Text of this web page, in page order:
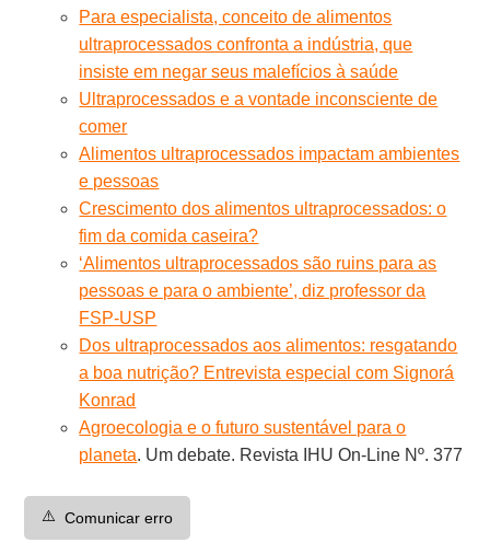
Para especialista, conceito de alimentos
ultraprocessados confronta a indústria, que
insiste em negar seus malefícios à saúde
Ultraprocessados e a vontade inconsciente de
comer
Alimentos ultraprocessados impactam ambientes
e pessoas
Crescimento dos alimentos ultraprocessados: o
fim da comida caseira?
‘Alimentos ultraprocessados são ruins para as
pessoas e para o ambiente’, diz professor da
FSP-USP
Dos ultraprocessados aos alimentos: resgatando
a boa nutrição? Entrevista especial com Signorá
Konrad
Agroecologia e o futuro sustentável para o
planeta. Um debate. Revista IHU On-Line Nº. 377
⚠️ Comunicar erro